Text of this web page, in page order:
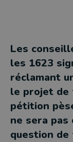
Les
les 1623
réclamant
le projet de
pétition
ne sera pas
question de